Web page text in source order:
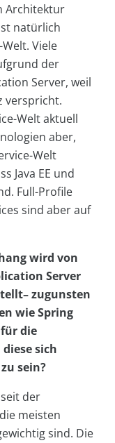
Architektur
natürlich
Viele
der
Server, weil
verspricht.
Welt aktuell
aber,
Welt
Java EE und
Full-Profile
sind aber auf
wird von
Server
zugunsten
wie Spring
die
sich
sein?
der
meisten
sind. Die